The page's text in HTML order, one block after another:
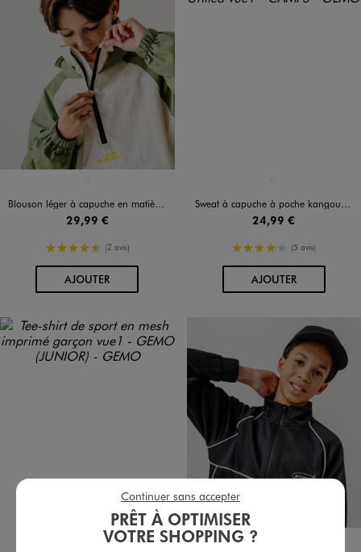
Blouson léger à capuche en matière déperlante garçon
29,99 €
4.5/5 de moyenne
(2 avis)
AJOUTERAU PANIER
Sweat à capuche à poche kangourou garçon - Camps United
24,99 €
4/5 de moyenne
(5 avis)
AJOUTERAU PANIER
Disponible en 1 coloris
BLANC STANDARD Disponible en 1 coloris
PRÊT À OPTIMISER
VOTRE SHOPPING ?
Continuer sans accepter